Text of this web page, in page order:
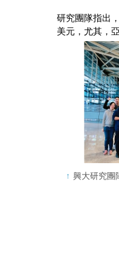
研究團隊指出
美元，尤其，
興大研究團